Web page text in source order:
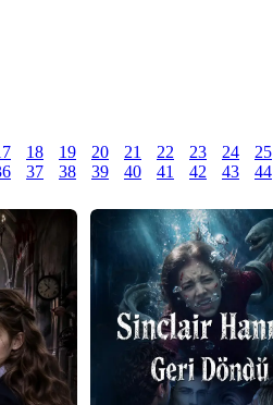
18 19 20 21 22 23 24 25
37 38 39 40 41 42 43 44